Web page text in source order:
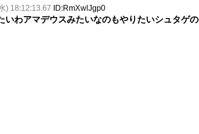
) 18:12:13.67 ID:RmXwlJgp0
いわアマデウスみたいなのもやりたいシュタゲの